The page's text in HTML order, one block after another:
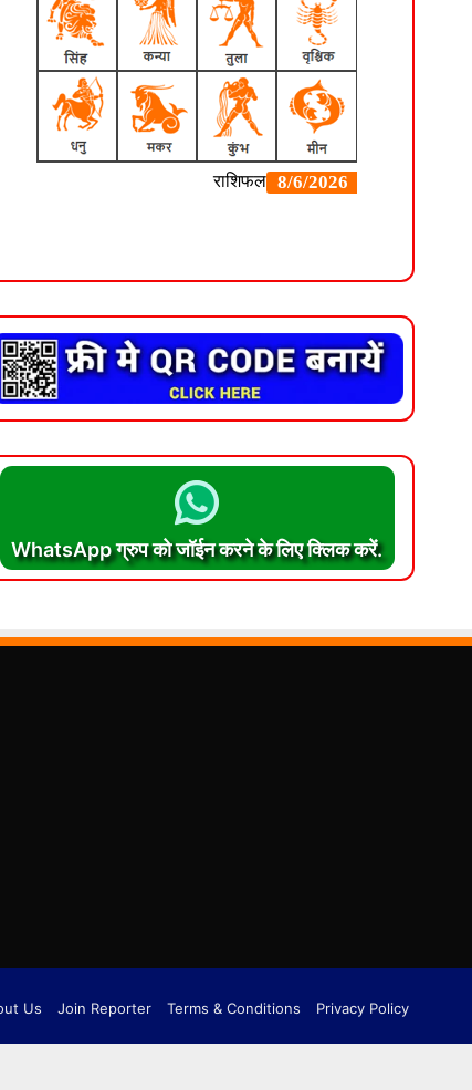
WhatsApp ग्रुप को जॉईन करने के लिए क्लिक करें.
Us Join Reporter Terms & Conditions Privacy Policy